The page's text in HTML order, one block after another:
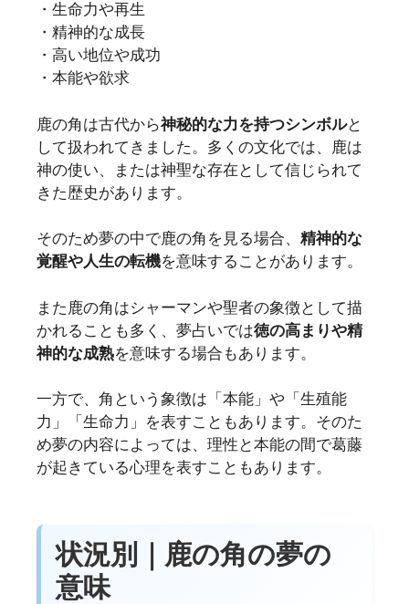
・生命力や再生
・精神的な成長
・高い地位や成功
・本能や欲求
鹿の角は古代から神秘的な力を持つシンボルと
して扱われてきました。多くの文化では、鹿は
神の使い、または神聖な存在として信じられて
きた歴史があります。
そのため夢の中で鹿の角を見る場合、 精神的な
覚醒や人生の転機を意味することがあります。
また鹿の角はシャーマンや聖者の象徴として描
かれることも多く、夢占いでは徳の高まりや精
神的な成熟を意味する場合もあります。
一方で、角という象徴は「本能」や「生殖能
力」「生命力」を表すこともあります。そのた
め夢の内容によっては、理性と本能の間で葛藤
が起きている心理を表すこともあります。
状況別｜鹿の角の夢の
意味